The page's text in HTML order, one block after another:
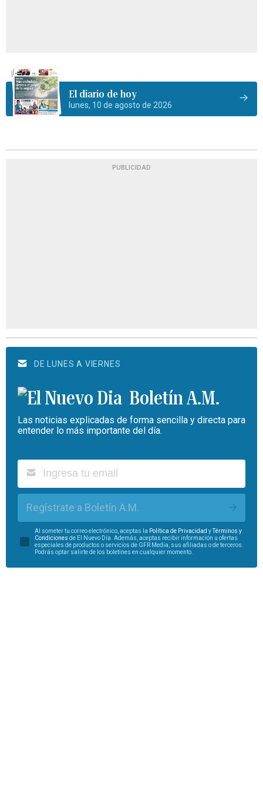
El diario de hoy
lunes, 10 de agosto de 2026
PUBLICIDAD
DE LUNES A VIERNES
Boletín A.M.
Las noticias explicadas de forma sencilla y directa para
entender lo más importante del día.
Regístrate a Boletín A.M.
Al someter tu correo electrónico, aceptas la Política de Privacidad yTérminos y
Condiciones de El Nuevo Día. Además, aceptas recibir información u ofertas
especiales de productos o servicios de GFR Media, sus afiliadas o de terceros.
Podrás optar salirte de los boletines en cualquier momento.